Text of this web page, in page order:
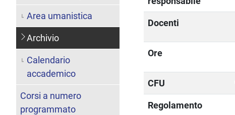
Docenti
Ore
CFU
Regolamento
Area umanistica
Archivio
Calendario
accademico
Corsi a numero
programmato